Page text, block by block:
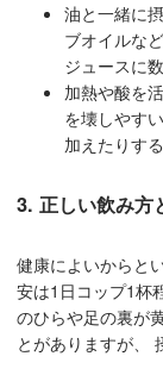
油と一緒に
ブオイルな
ジュースに
加熱や酸を
を壊しやす
加えたりす
3. 正しい飲み方
健康によいからと
安は1日コップ1杯
のひらや足の裏が
とがありますが、